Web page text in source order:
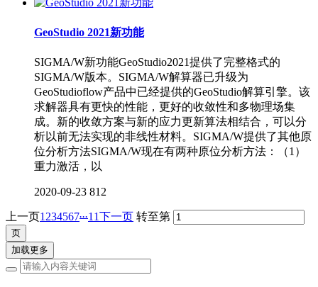
GeoStudio 2021新功能
SIGMA/W新功能GeoStudio2021提供了完整格式的
SIGMA/W版本。SIGMA/W解算器已升级为
GeoStudioflow产品中已经提供的GeoStudio解算引擎。该
求解器具有更快的性能，更好的收敛性和多物理场集
成。新的收敛方案与新的应力更新算法相结合，可以分
析以前无法实现的非线性材料。SIGMA/W提供了其他原
位分析方法SIGMA/W现在有两种原位分析方法：（1）
重力激活，以
2020-09-23 812
上一页1 234567...11下一页 转至第
加载更多